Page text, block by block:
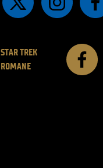
STAR TREK
ROMANE